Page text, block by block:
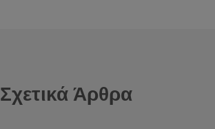
Σχετικά Άρθρα